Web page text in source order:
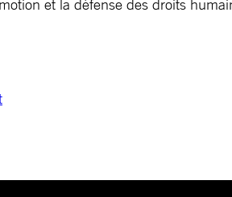
et la défense des droits